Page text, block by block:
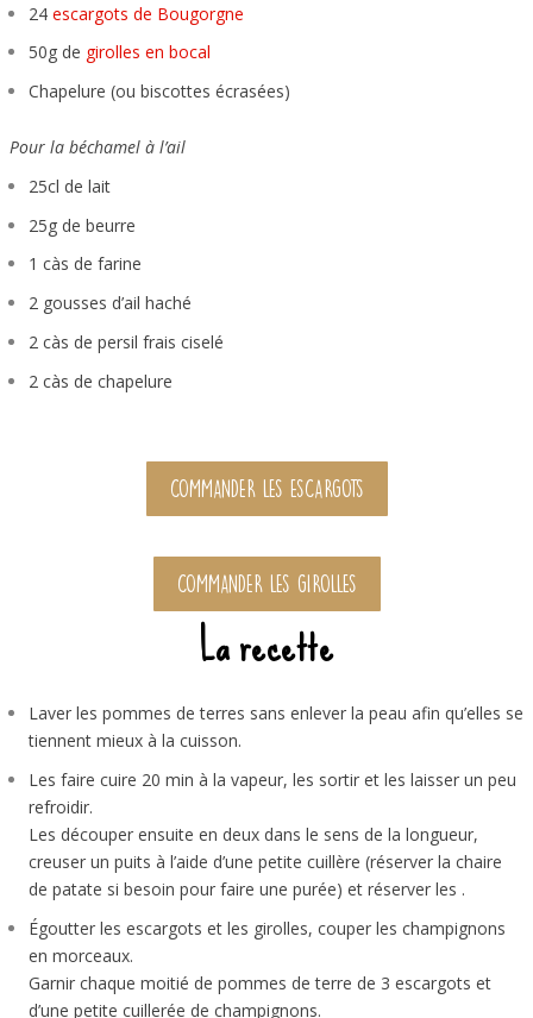
24 escargots de Bougorgne
50g de girolles en bocal
Chapelure (ou biscottes écrasées)
Pour la béchamel à l’ail
25cl de lait
25g de beurre
1 càs de farine
2 gousses d’ail haché
2 càs de persil frais ciselé
2 càs de chapelure
COMMANDER LES ESCARGOTS
COMMANDER LES GIROLLES
La recette
Laver les pommes de terres sans enlever la peau afin qu’elles se
tiennent mieux à la cuisson.
Les faire cuire 20 min à la vapeur, les sortir et les laisser un peu
refroidir.
Les découper ensuite en deux dans le sens de la longueur,
creuser un puits à l’aide d’une petite cuillère (réserver la chaire
de patate si besoin pour faire une purée) et réserver les .
Égoutter les escargots et les girolles, couper les champignons
en morceaux.
Garnir chaque moitié de pommes de terre de 3 escargots et
d’une petite cuillerée de champignons.